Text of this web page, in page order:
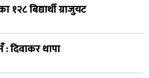
बिद्यार्थी ग्राजुयट
दिवाकर थापा